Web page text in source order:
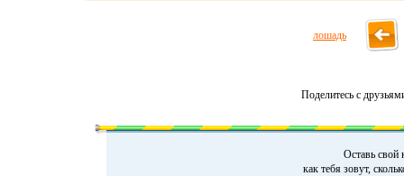
лошадь
Поделитесь с
Оставь свой
как тебя зовут,